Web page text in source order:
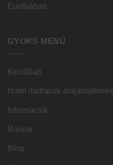
Euróbában.
GYORS MENÜ
Kezdőlap
Hotel matracok árajánlatkérés
Információk
Rólunk
Blog